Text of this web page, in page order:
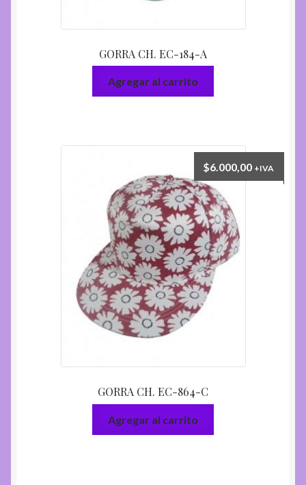
GORRA CH. EC-184-A
Agregar al carrito
GORRA CH. EC-864-C
$6.000,00 +IVA
Agregar al carrito